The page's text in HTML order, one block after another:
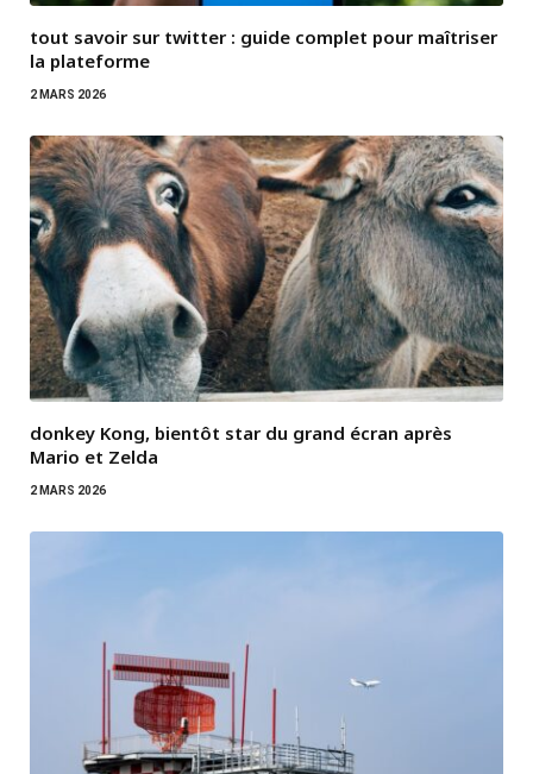
tout savoir sur twitter : guide complet pour maîtriser
la plateforme
2 MARS 2026
donkey Kong, bientôt star du grand écran après
Mario et Zelda
2 MARS 2026